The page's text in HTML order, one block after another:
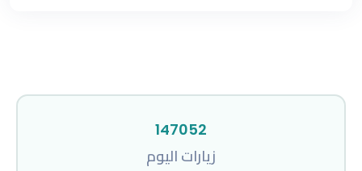
147052
زيارات اليوم